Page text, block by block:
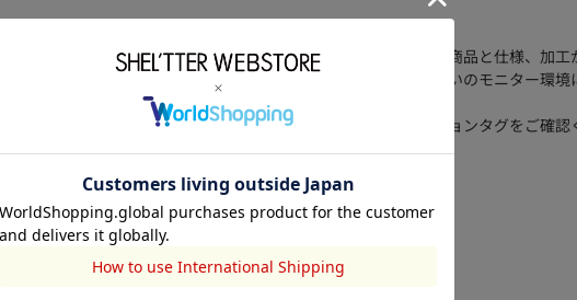
※画像の商品はサンプルです。実際の商品と仕様、加工
※画像の商品は光の照射や角度、お使いのモニター環
います。
※着用、お取り扱いの際は、アテンションタグをご確認